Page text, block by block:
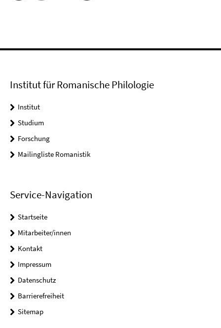
Institut für Romanische Philologie
Institut
Studium
Forschung
Mailingliste Romanistik
Service-Navigation
Startseite
Mitarbeiter/innen
Kontakt
Impressum
Datenschutz
Barrierefreiheit
Sitemap